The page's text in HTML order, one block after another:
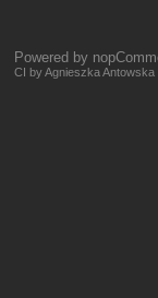
Powered by
CI by Agnieszka Antowska